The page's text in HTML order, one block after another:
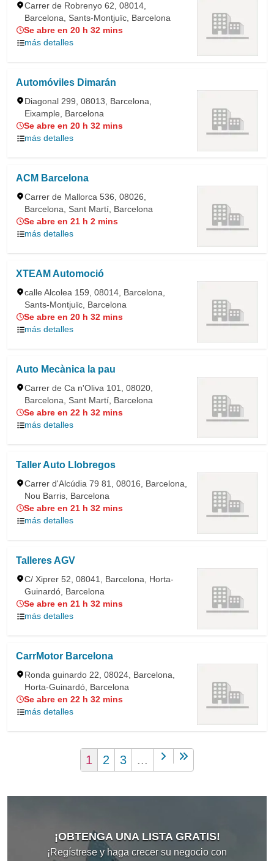
Carrer de Robrenyo 62, 08014,
Barcelona, Sants-Montjuïc, Barcelona
Se abre en 20 h 32 mins
más detalles
Automóviles Dimarán
Diagonal 299, 08013, Barcelona,
Eixample, Barcelona
Se abre en 20 h 32 mins
más detalles
ACM Barcelona
Carrer de Mallorca 536, 08026,
Barcelona, Sant Martí, Barcelona
Se abre en 21 h 2 mins
más detalles
XTEAM Automoció
calle Alcolea 159, 08014, Barcelona,
Sants-Montjuïc, Barcelona
Se abre en 20 h 32 mins
más detalles
Auto Mecànica la pau
Carrer de Ca n'Oliva 101, 08020,
Barcelona, Sant Martí, Barcelona
Se abre en 22 h 32 mins
más detalles
Taller Auto Llobregos
Carrer d'Alcúdia 79 81, 08016, Barcelona,
Nou Barris, Barcelona
Se abre en 21 h 32 mins
más detalles
Talleres AGV
C/ Xiprer 52, 08041, Barcelona, Horta-
Guinardó, Barcelona
Se abre en 21 h 32 mins
más detalles
CarrMotor Barcelona
Ronda guinardo 22, 08024, Barcelona,
Horta-Guinardó, Barcelona
Se abre en 22 h 32 mins
más detalles
1 2 3 ...
¡OBTENGA UNA LISTA GRATIS!
¡Regístrese y haga crecer su negocio con